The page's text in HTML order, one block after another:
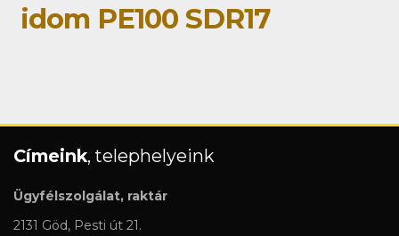
idom PE100 SDR17
Címeink, telephelyeink
Ügyfélszolgálat, raktár
2131 Göd, Pesti út 21.